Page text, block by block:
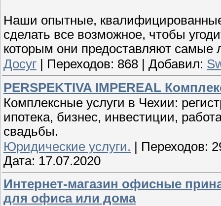
Наши опытные,
сделать все возможное, чтобы
которым они предоставляют самые
Досуг
Переходов: 868 Добавил:
PERSPEKTIVA IMPEREAL
Комплексные услуги в Чехии:
ипотека, бизнес, инвестиции,
свадьбы.
Юридические услуги. | Переходов:
Дата: 17.07.2020
Интернет-магазин офисные
для офиса или дома